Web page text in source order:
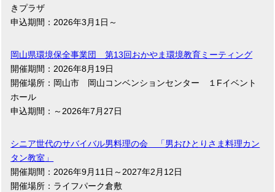
きプラザ
申込期間：2026年3月1日～
岡山県環境保全事業団 第13回おかやま環境教育ミーティング
開催期間：2026年8月19日
開催場所：岡山市 岡山コンベンションセンター １Fイベント
ホール
申込期間：～2026年7月27日
シニア世代のサバイバル男料理の会 「男おひとりさま料理カン
タン教室」
開催期間：2026年9月11日～2027年2月12日
開催場所：ライフパーク倉敷